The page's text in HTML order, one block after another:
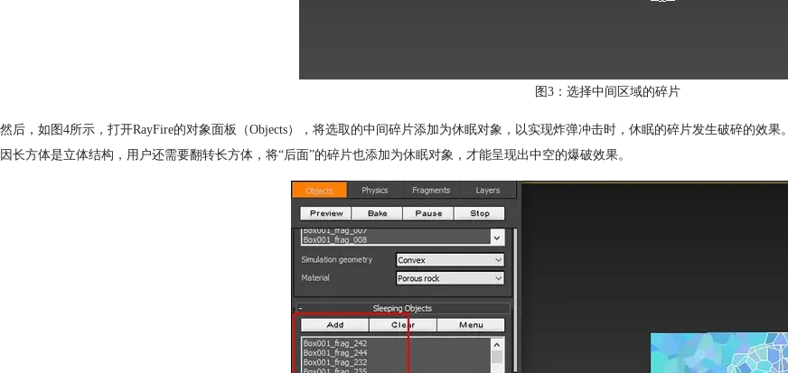
图3：选择中间区域的碎片
然后，如图4所示，打开RayFire的对象面板（Objects），将选取的中间碎片添加为休眠对象，以实现炸弹冲击时，休眠的碎片发生破碎的效果。
因长方体是立体结构，用户还需要翻转长方体，将“后面”的碎片也添加为休眠对象，才能呈现出中空的爆破效果。